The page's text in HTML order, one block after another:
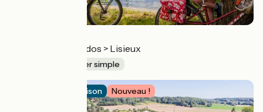
Saint-Sever Calvados > Lisieux
Aller simple
Itinéraire de liaison Nouveau !